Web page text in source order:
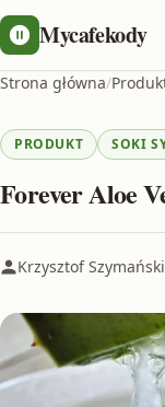
Mycafekody
Strona główna/
PRODUKT SOKI
Forever Aloe
Krzysztof Szymański